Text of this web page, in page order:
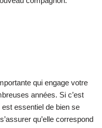
qui engage votre
années. Si c’est
essentiel de bien se
qu’elle correspond